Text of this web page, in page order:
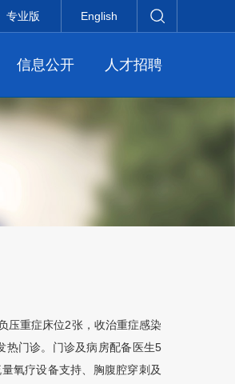
专业版 English
信息公开 人才招聘
压重症床位2张，收治重症感染
热门诊。门诊及病房配备医生5
氧疗设备支持、胸腹腔穿刺及